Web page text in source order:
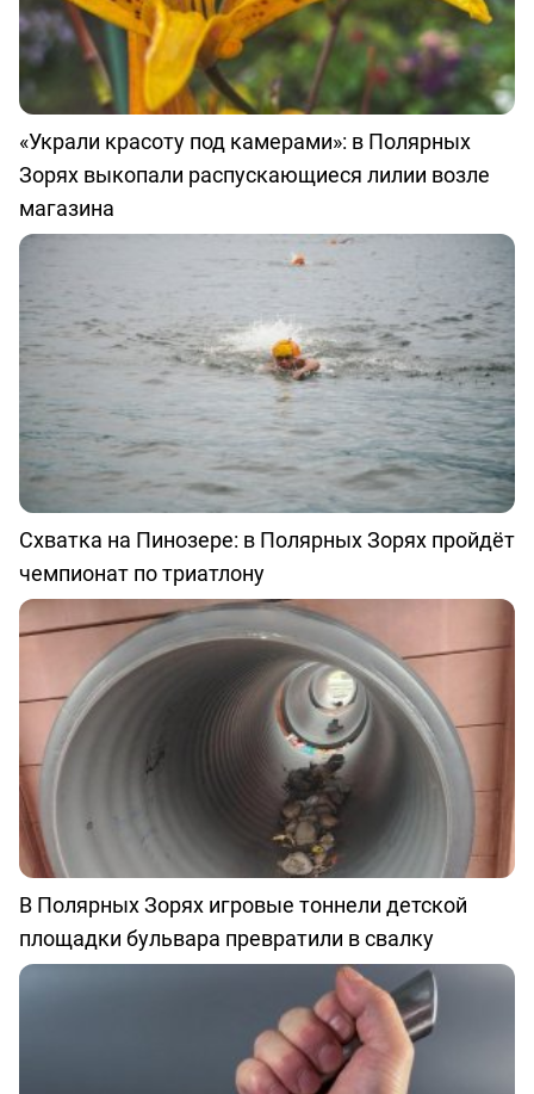
«Украли красоту под камерами»: в Полярных
Зорях выкопали распускающиеся лилии возле
магазина
Схватка на Пинозере: в Полярных Зорях пройдёт
чемпионат по триатлону
В Полярных Зорях игровые тоннели детской
площадки бульвара превратили в свалку